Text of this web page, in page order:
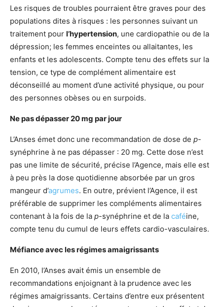
Les risques de troubles pourraient être graves pour des
populations dites à risques : les personnes suivant un
traitement pour l’hypertension, une cardiopathie ou de la
dépression; les femmes enceintes ou allaitantes, les
enfants et les adolescents. Compte tenu des effets sur la
tension, ce type de complément alimentaire est
déconseillé au moment d’une activité physique, ou pour
des personnes obèses ou en surpoids.
Ne pas dépasser 20 mg par jour
L’Anses émet donc une recommandation de dose de p-
synéphrine à ne pas dépasser : 20 mg. Cette dose n’est
pas une limite de sécurité, précise l’Agence, mais elle est
à peu près la dose quotidienne absorbée par un gros
mangeur d’agrumes. En outre, prévient l’Agence, il est
préférable de supprimer les compléments alimentaires
contenant à la fois de la p-synéphrine et de la caféine,
compte tenu du cumul de leurs effets cardio-vasculaires.
Méfiance avec les régimes amaigrissants
En 2010, l’Anses avait émis un ensemble de
recommandations enjoignant à la prudence avec les
régimes amaigrissants. Certains d’entre eux présentent